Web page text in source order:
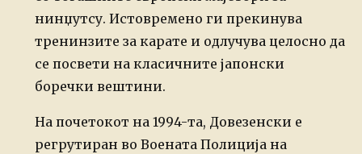
нинџутсу. Истовремено ги прекинува
тренинзите за карате и одлучува целосно да
се посвети на класичните јапонски
боречки вештини.
На почетокот на 1994-та, Довезенски е
регрутиран во Воената Полиција на